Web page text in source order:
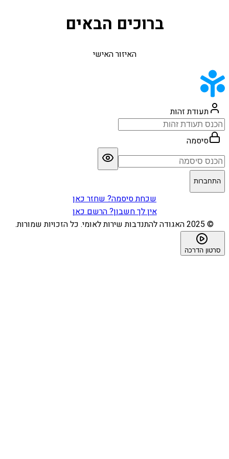
ברוכים הבאים
האיזור האישי
תעודת זהות
סיסמה
התחברות
שכחת סיסמה? שחזר כאן
אין לך חשבון? הרשם כאן
© 2025 האגודה להתנדבות שירות לאומי. כל הזכויות שמורות.
סרטון הדרכה